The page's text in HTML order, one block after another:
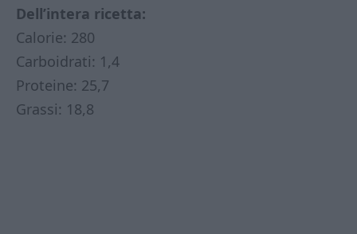
Dell’intera ricetta:
Calorie: 280
Carboidrati: 1,4
Proteine: 25,7
Grassi: 18,8